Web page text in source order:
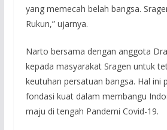
yang memecah belah bangsa.
Rukun,” ujarnya.
Narto bersama dengan anggota
kepada masyarakat Sragen untuk
keutuhan persatuan bangsa. Hal ini
fondasi kuat dalam membangu
maju di tengah Pandemi Covid-19.